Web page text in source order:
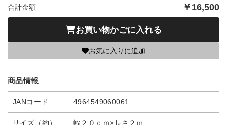
合計金額 ￥ 16,500
お買い物かごに入れる
お気に入りに追加
商品情報
JANコード 4964549060061
サイズ（約） 幅２０ｃｍ×長さ２ｍ